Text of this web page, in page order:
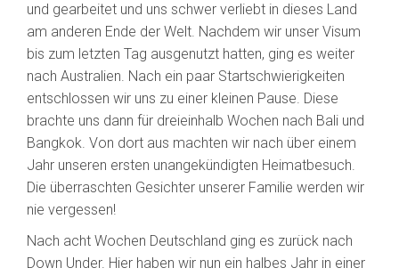
und gearbeitet und uns schwer verliebt in dieses Land
am anderen Ende der Welt. Nachdem wir unser Visum
bis zum letzten Tag ausgenutzt hatten, ging es weiter
nach Australien. Nach ein paar Startschwierigkeiten
entschlossen wir uns zu einer kleinen Pause. Diese
brachte uns dann für dreieinhalb Wochen nach Bali und
Bangkok. Von dort aus machten wir nach über einem
Jahr unseren ersten unangekündigten Heimatbesuch.
Die überraschten Gesichter unserer Familie werden wir
nie vergessen!
Nach acht Wochen Deutschland ging es zurück nach
Down Under. Hier haben wir nun ein halbes Jahr in einer